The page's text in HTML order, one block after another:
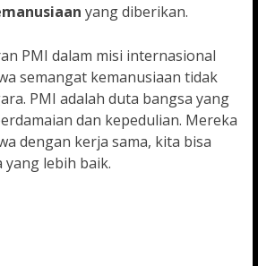
yang diberikan.
PMI dalam misi internasional
semangat kemanusiaan tidak
PMI adalah duta bangsa yang
dan kepedulian. Mereka
dengan kerja sama, kita bisa
yang lebih baik.